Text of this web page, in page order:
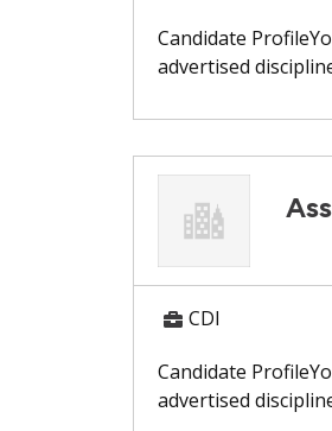
Candidate
advertised
CDI
Candidate
advertised